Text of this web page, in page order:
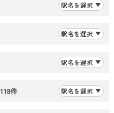
駅名を選択
駅名を選択
駅名を選択
118件 駅名を選択